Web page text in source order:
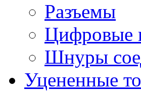
Разъемы
Цифровые
Шнуры
Уцененные